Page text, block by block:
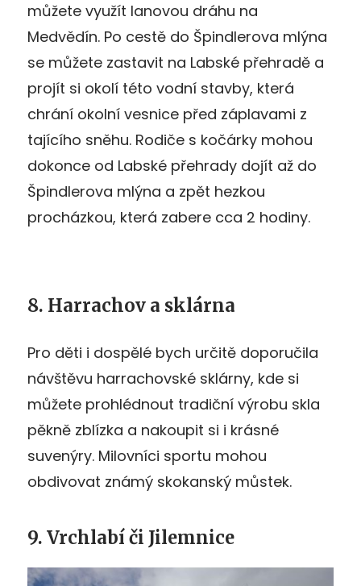
můžete využít lanovou dráhu na
Medvědín. Po cestě do Špindlerova mlýna
se můžete zastavit na Labské přehradě a
projít si okolí této vodní stavby, která
chrání okolní vesnice před záplavami z
tajícího sněhu. Rodiče s kočárky mohou
dokonce od Labské přehrady dojít až do
Špindlerova mlýna a zpět hezkou
procházkou, která zabere cca 2 hodiny.
8. Harrachov a sklárna
Pro děti i dospělé bych určitě doporučila
návštěvu harrachovské sklárny, kde si
můžete prohlédnout tradiční výrobu skla
pěkně zblízka a nakoupit si i krásné
suvenýry. Milovníci sportu mohou
obdivovat známý skokanský můstek.
9. Vrchlabí či Jilemnice